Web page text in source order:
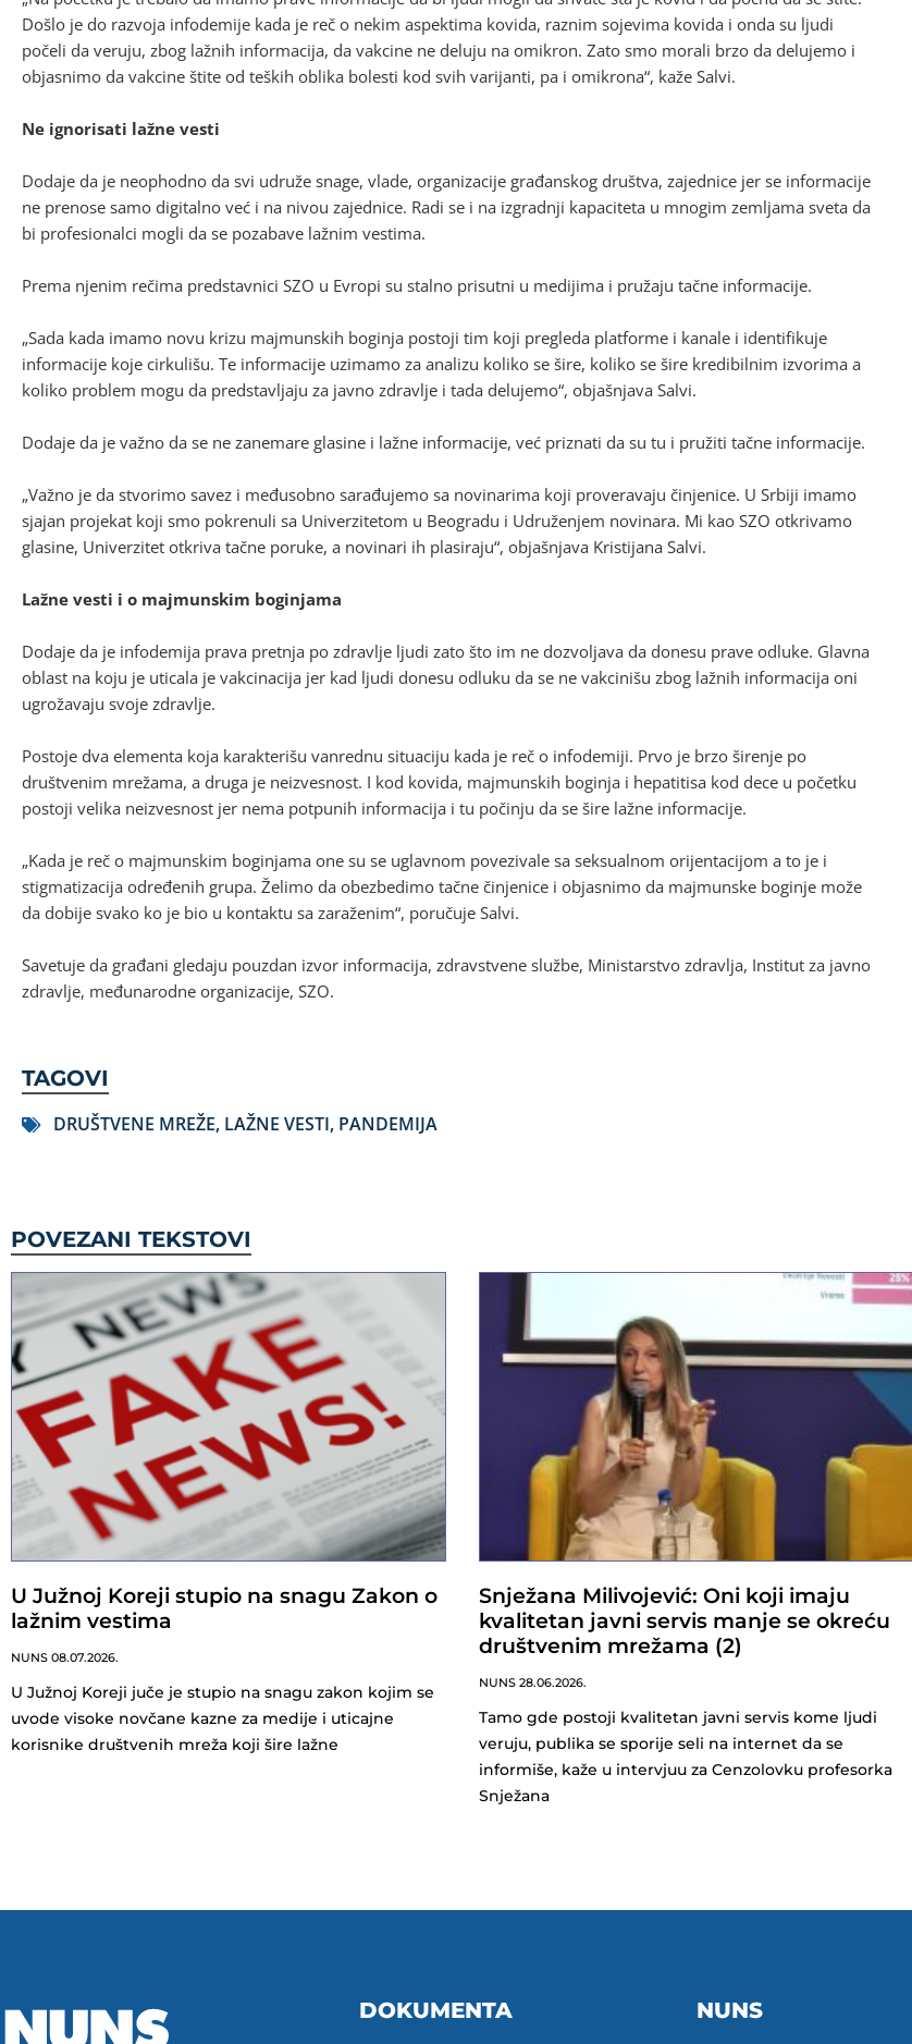
Došlo je do razvoja infodemije kada je reč o nekim aspektima kovida, raznim sojevima kovida i onda su ljudi
počeli da veruju, zbog lažnih informacija, da vakcine ne deluju na omikron. Zato smo morali brzo da delujemo i
objasnimo da vakcine štite od teških oblika bolesti kod svih varijanti, pa i omikrona“, kaže Salvi.
Ne ignorisati lažne vesti
Dodaje da je neophodno da svi udruže snage, vlade, organizacije građanskog društva, zajednice jer se informacije
ne prenose samo digitalno već i na nivou zajednice. Radi se i na izgradnji kapaciteta u mnogim zemljama sveta da
bi profesionalci mogli da se pozabave lažnim vestima.
Prema njenim rečima predstavnici SZO u Evropi su stalno prisutni u medijima i pružaju tačne informacije.
„Sada kada imamo novu krizu majmunskih boginja postoji tim koji pregleda platforme i kanale i identifikuje
informacije koje cirkulišu. Te informacije uzimamo za analizu koliko se šire, koliko se šire kredibilnim izvorima a
koliko problem mogu da predstavljaju za javno zdravlje i tada delujemo“, objašnjava Salvi.
Dodaje da je važno da se ne zanemare glasine i lažne informacije, već priznati da su tu i pružiti tačne informacije.
„Važno je da stvorimo savez i međusobno sarađujemo sa novinarima koji proveravaju činjenice. U Srbiji imamo
sjajan projekat koji smo pokrenuli sa Univerzitetom u Beogradu i Udruženjem novinara. Mi kao SZO otkrivamo
glasine, Univerzitet otkriva tačne poruke, a novinari ih plasiraju“, objašnjava Kristijana Salvi.
Lažne vesti i o majmunskim boginjama
Dodaje da je infodemija prava pretnja po zdravlje ljudi zato što im ne dozvoljava da donesu prave odluke. Glavna
oblast na koju je uticala je vakcinacija jer kad ljudi donesu odluku da se ne vakcinišu zbog lažnih informacija oni
ugrožavaju svoje zdravlje.
Postoje dva elementa koja karakterišu vanrednu situaciju kada je reč o infodemiji. Prvo je brzo širenje po
društvenim mrežama, a druga je neizvesnost. I kod kovida, majmunskih boginja i hepatitisa kod dece u početku
postoji velika neizvesnost jer nema potpunih informacija i tu počinju da se šire lažne informacije.
„Kada je reč o majmunskim boginjama one su se uglavnom povezivale sa seksualnom orijentacijom a to je i
stigmatizacija određenih grupa. Želimo da obezbedimo tačne činjenice i objasnimo da majmunske boginje može
da dobije svako ko je bio u kontaktu sa zaraženim“, poručuje Salvi.
Savetuje da građani gledaju pouzdan izvor informacija, zdravstvene službe, Ministarstvo zdravlja, Institut za javno
zdravlje, međunarodne organizacije, SZO.
TAGOVI
DRUŠTVENE MREŽE, LAŽNE VESTI, PANDEMIJA
POVEZANI TEKSTOVI
U Južnoj Koreji stupio na snagu Zakon o
lažnim vestima
NUNS 08.07.2026.
U Južnoj Koreji juče je stupio na snagu zakon kojim se
uvode visoke novčane kazne za medije i uticajne
korisnike društvenih mreža koji šire lažne
Snježana Milivojević: Oni koji imaju
kvalitetan javni servis manje se okreću
društvenim mrežama (2)
NUNS 28.06.2026.
Tamo gde postoji kvalitetan javni servis kome ljudi
veruju, publika se sporije seli na internet da se
informiše, kaže u intervjuu za Cenzolovku profesorka
Snježana
DOKUMENTA NUNS